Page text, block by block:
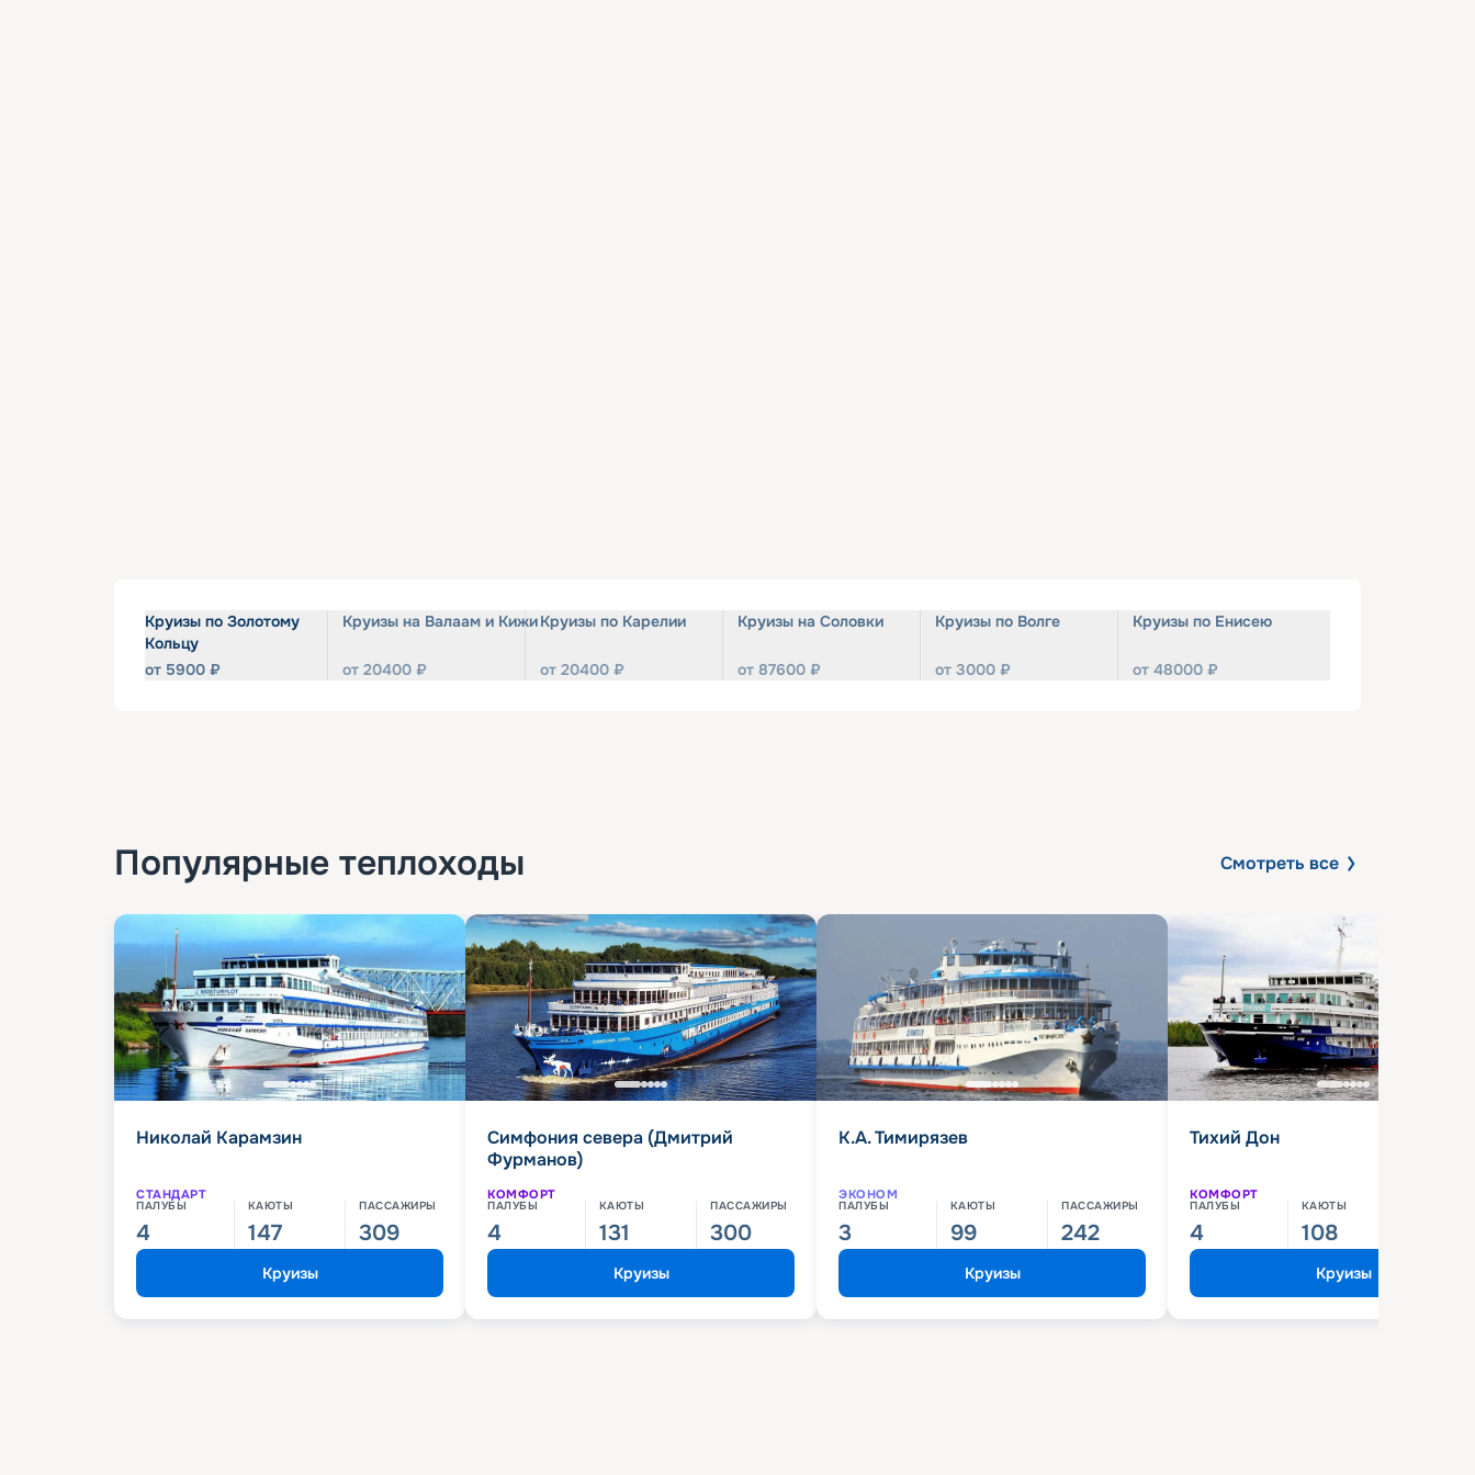
Круизы по Золотому
Кольцу
от 5900 ₽
Круизы на Валаам и Кижи
от 20400 ₽
Круизы по Карелии
от 20400 ₽
Круизы на Соловки
от 87600 ₽
Круизы по Волге
от 3000 ₽
Круизы по Енисею
от 48000 ₽
Популярные теплоходы Смотреть все
Николай Карамзин
СТАНДАРТ
ПАЛУБЫ
4
КАЮТЫ
147
ПАССАЖИРЫ
309
Круизы
Симфония севера (Дмитрий
Фурманов)
КОМФОРТ
ПАЛУБЫ
4
КАЮТЫ
131
ПАССАЖИРЫ
300
Круизы
К.А. Тимирязев
ЭКОНОМ
ПАЛУБЫ
3
КАЮТЫ
99
ПАССАЖИРЫ
242
Круизы
Тихий Дон
КОМФОРТ
ПАЛУБЫ
4
КАЮТЫ
108
Круизы